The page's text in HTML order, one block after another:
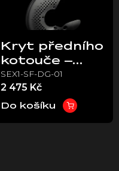
Kryt předního
kotouče –
Stark Varg
EX
SEX1-SF-DG-01
2 475 Kč
Do košíku